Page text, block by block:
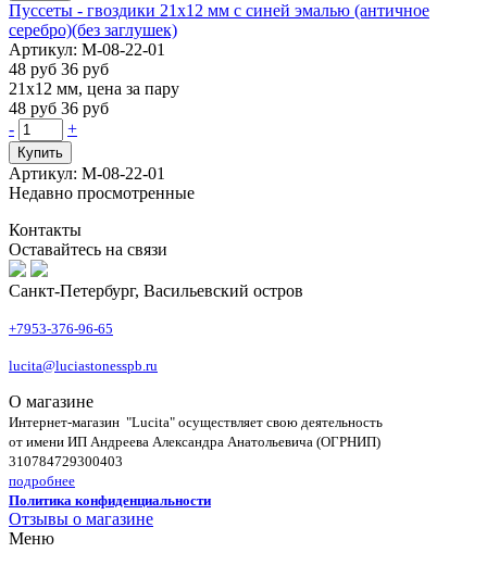
Пуссеты - гвоздики 21х12 мм с синей эмалью (античное
серебро)(без заглушек)
Артикул: М-08-22-01
48 руб 36 руб
21х12 мм, цена за пару
48 руб 36 руб
-
+
Купить
Артикул: М-08-22-01
Недавно просмотренные
Контакты
Оставайтесь на связи
Санкт-Петербург, Васильевский остров
+7953-376-96-65
lucita@luciastonesspb.ru
О магазине
Интернет-магазин "Lucita" осуществляет свою деятельность
от имени ИП Андреева Александра Анатольевича (ОГРНИП)
310784729300403
подробнее
Политика конфиденциальности
Отзывы о магазине
Меню